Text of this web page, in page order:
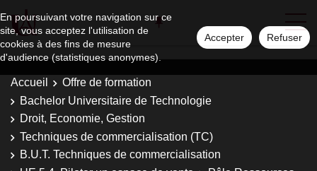
En poursuivant votre navigation sur ce
site, vous acceptez l'utilisation de
cookies à des fins de mesure
d'audience (statistiques anonymes).
Accepter Refuser
Accueil
Offre de formation
Bachelor Universitaire de Technologie
Droit, Economie, Gestion
Techniques de commercialisation (TC)
B.U.T. Techniques de commercialisation